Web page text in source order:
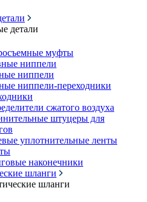
детали
муфты
ниппели
ниппели
ниппели-переходники
сжатого воздуха
штуцеры для
уплотнительные ленты
наконечники
шланги
шланги